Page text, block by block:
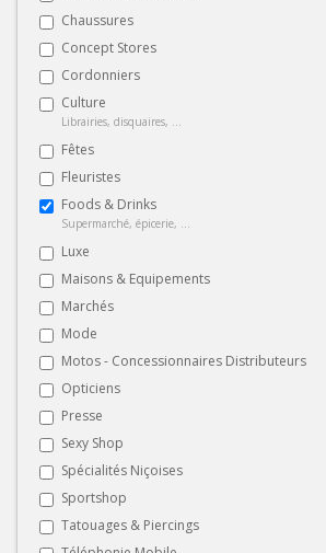
Chaussures
Concept Stores
Cordonniers
Culture
Librairies, disquaires, ...
Fêtes
Fleuristes
Foods & Drinks
Supermarché, épicerie, ...
Luxe
Maisons & Equipements
Marchés
Mode
Motos - Concessionnaires Distributeurs
Opticiens
Presse
Sexy Shop
Spécialités Niçoises
Sportshop
Tatouages & Piercings